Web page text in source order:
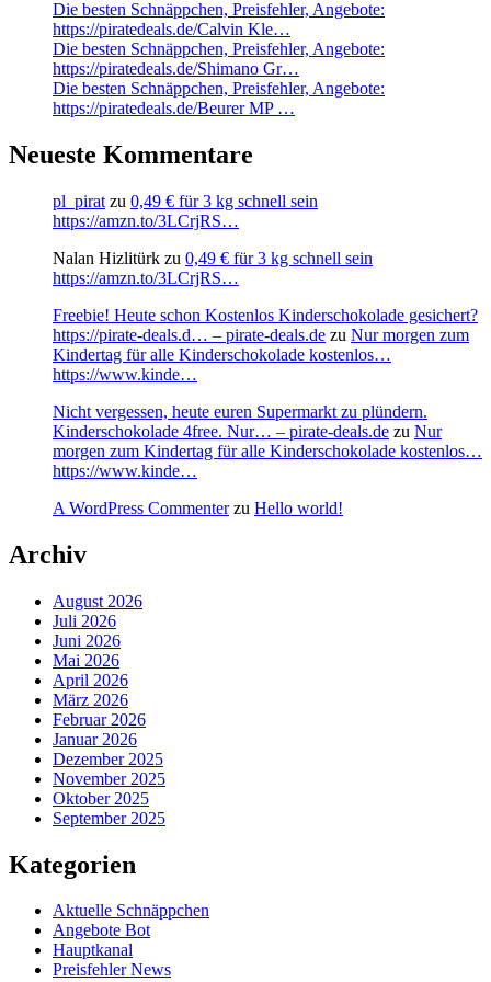
Die besten Schnäppchen, Preisfehler, Angebote:
https://piratedeals.de/Calvin Kle…
Die besten Schnäppchen, Preisfehler, Angebote:
https://piratedeals.de/Shimano Gr…
Die besten Schnäppchen, Preisfehler, Angebote:
https://piratedeals.de/Beurer MP …
Neueste Kommentare
pl_pirat zu 0,49 € für 3 kg schnell sein
https://amzn.to/3LCrjRS…
Nalan Hizlitürk zu 0,49 € für 3 kg schnell sein
https://amzn.to/3LCrjRS…
Freebie! Heute schon Kostenlos Kinderschokolade gesichert?
https://pirate-deals.d… – pirate-deals.de zu Nur morgen zum
Kindertag für alle Kinderschokolade kostenlos…
https://www.kinde…
Nicht vergessen, heute euren Supermarkt zu plündern.
Kinderschokolade 4free. Nur… – pirate-deals.de zu Nur
morgen zum Kindertag für alle Kinderschokolade kostenlos…
https://www.kinde…
A WordPress Commenterzu Hello world!
Archiv
August 2026
Juli 2026
Juni 2026
Mai 2026
April 2026
März 2026
Februar 2026
Januar 2026
Dezember 2025
November 2025
Oktober 2025
September 2025
Kategorien
Aktuelle Schnäppchen
Angebote Bot
Hauptkanal
Preisfehler News